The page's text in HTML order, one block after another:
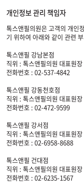
개인정보 관리 책임자
톡스앤필의원은 고객의 개인
기 위하여 아래와 같이 관련
톡스앤필 강남본점
직위 : 톡스앤필의원 대표원장
전화번호 : 02-537-4842
톡스앤필 강동천호점
직위 : 톡스앤필의원 대표원장
전화번호 : 02-472-9599
톡스앤필 강서점
직위 : 톡스앤필의원 대표원장
전화번호 : 02-6958-8688
톡스앤필 건대점
직위 : 톡스앤필의원 대표원장
전화번호 : 02-6235-1567